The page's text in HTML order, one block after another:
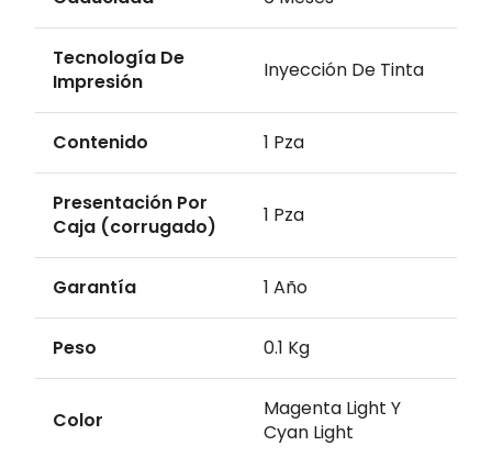
Tecnología De
Impresión
Inyección De Tinta
Contenido 1 Pza
Presentación Por
Caja (corrugado)
1 Pza
Garantía 1 Año
Peso 0.1 Kg
Color
Magenta Light Y
Cyan Light